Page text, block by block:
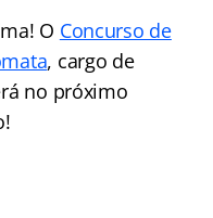
O Concurso de
, cargo de
no próximo